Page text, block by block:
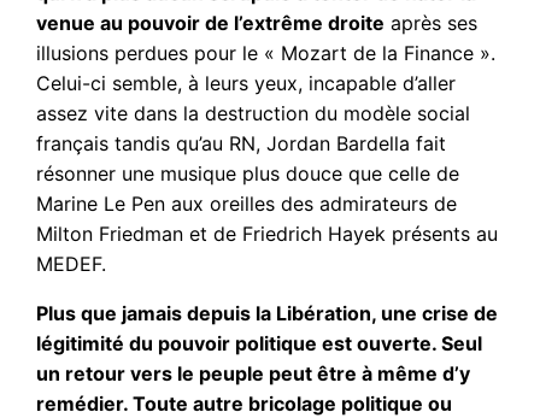
venue au pouvoir de l’extrême droite après ses
illusions perdues pour le « Mozart de la Finance ».
Celui-ci semble, à leurs yeux, incapable d’aller
assez vite dans la destruction du modèle social
français tandis qu’au RN, Jordan Bardella fait
résonner une musique plus douce que celle de
Marine Le Pen aux oreilles des admirateurs de
Milton Friedman et de Friedrich Hayek présents au
MEDEF.
Plus que jamais depuis la Libération, une crise de
légitimité du pouvoir politique est ouverte. Seul
un retour vers le peuple peut être à même d’y
remédier. Toute autre bricolage politique ou